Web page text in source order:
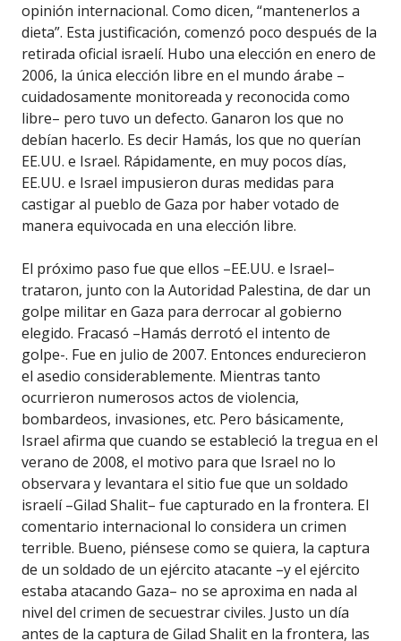
opinión internacional. Como dicen, “mantenerlos a
dieta”. Esta justificación, comenzó poco después de la
retirada oficial israelí. Hubo una elección en enero de
2006, la única elección libre en el mundo árabe –
cuidadosamente monitoreada y reconocida como
libre– pero tuvo un defecto. Ganaron los que no
debían hacerlo. Es decir Hamás, los que no querían
EE.UU. e Israel. Rápidamente, en muy pocos días,
EE.UU. e Israel impusieron duras medidas para
castigar al pueblo de Gaza por haber votado de
manera equivocada en una elección libre.
El próximo paso fue que ellos –EE.UU. e Israel–
trataron, junto con la Autoridad Palestina, de dar un
golpe militar en Gaza para derrocar al gobierno
elegido. Fracasó –Hamás derrotó el intento de
golpe-. Fue en julio de 2007. Entonces endurecieron
el asedio considerablemente. Mientras tanto
ocurrieron numerosos actos de violencia,
bombardeos, invasiones, etc. Pero básicamente,
Israel afirma que cuando se estableció la tregua en el
verano de 2008, el motivo para que Israel no lo
observara y levantara el sitio fue que un soldado
israelí –Gilad Shalit– fue capturado en la frontera. El
comentario internacional lo considera un crimen
terrible. Bueno, piénsese como se quiera, la captura
de un soldado de un ejército atacante –y el ejército
estaba atacando Gaza– no se aproxima en nada al
nivel del crimen de secuestrar civiles. Justo un día
antes de la captura de Gilad Shalit en la frontera, las